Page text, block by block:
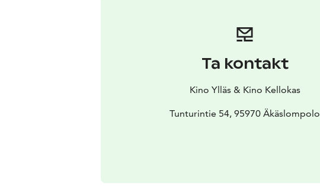
Ta kontakt
Kino Ylläs & Kino Kellokas
Tunturintie 54, 95970 Äkäslompolo